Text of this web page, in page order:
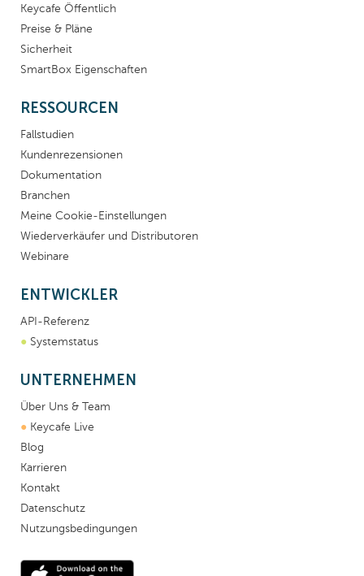
Keycafe Öffentlich
Preise & Pläne
Sicherheit
SmartBox Eigenschaften
RESSOURCEN
Fallstudien
Kundenrezensionen
Dokumentation
Branchen
Meine Cookie-Einstellungen
Wiederverkäufer und Distributoren
Webinare
ENTWICKLER
API-Referenz
● Systemstatus
UNTERNEHMEN
Über Uns & Team
● Keycafe Live
Blog
Karrieren
Kontakt
Datenschutz
Nutzungsbedingungen